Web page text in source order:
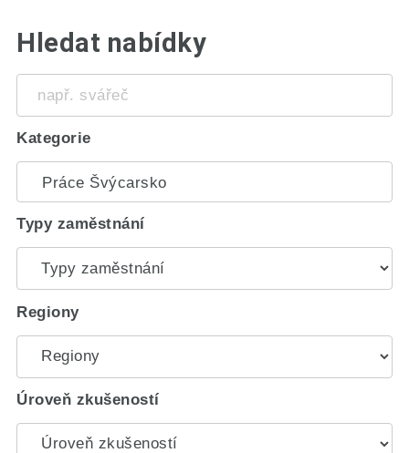
Hledat nabídky
svářeč
Kategorie
Typy zaměstnání
Regiony
Úroveň zkušeností